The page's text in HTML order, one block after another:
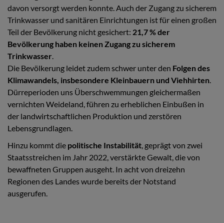
davon versorgt werden konnte. Auch der Zugang zu sicherem
Trinkwasser und sanitären Einrichtungen ist für einen großen
Teil der Bevölkerung nicht gesichert: 21,7 % der
Bevölkerung haben keinen Zugang zu sicherem
Trinkwasser
Die Bevölkerung leidet zudem schwer unter den Folgen des
Klimawandels, insbesondere Kleinbauern und Viehhirten
Dürreperioden uns Überschwemmungen gleichermaßen
vernichten Weideland, führen zu erheblichen Einbußen in
der landwirtschaftlichen Produktion und zerstören
Lebensgrundlagen.
Hinzu kommt die politische Instabilität , geprägt von zwei
Staatsstreichen im Jahr 2022, verstärkte Gewalt, die von
bewaffneten Gruppen ausgeht. In acht von dreizehn
Regionen des Landes wurde bereits der Notstand
ausgerufen.